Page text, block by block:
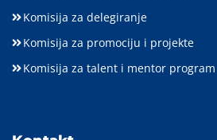
Komisija za delegiranje
Komisija za promociju i projekte
Komisija za talent i mentor program